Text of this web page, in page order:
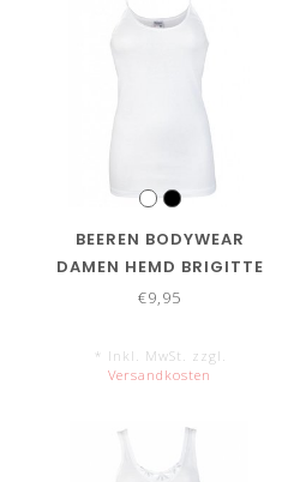
BEEREN BODYWEAR
DAMEN HEMD BRIGITTE
€9,95
* Inkl. MwSt. zzgl.
Versandkosten